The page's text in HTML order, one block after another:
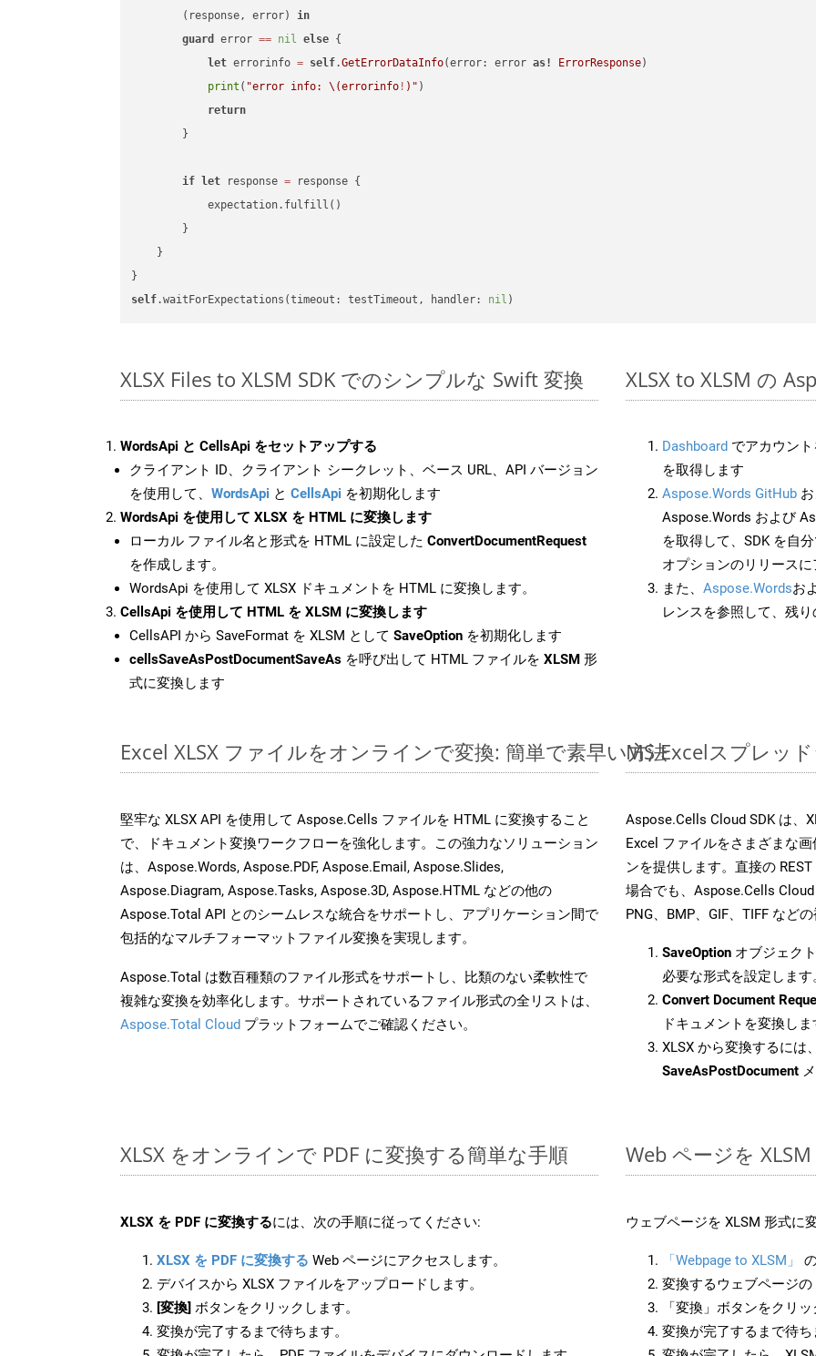
        (response, error)
in
guard
error == nil else {
let errorinfo = self.GetErrorDataInfo(error: error as! ErrorResponse)
print ( "error info: \(errorinfo ! ) " )
return
        }
if let response = response {
            expectation.fulfill()
        }
    }
self.waitForExpectations(timeout: testTimeout, handler: nil
XLSX Files to XLSM SDK でのシンプルな Swift 変換
WordsApi と CellsApi をセットアップする
クライアント ID、クライアント シークレット、ベース URL、API バージョン
を使用して、 WordsApi と CellsApi を初期化します
WordsApi を使用して XLSX を HTML に変換します
ローカル ファイル名と形式を HTML に設定した ConvertDocumentRequest
を作成します。
WordsApi を使用して XLSX ドキュメントを HTML に変換します。
CellsApi を使用して HTML を XLSM に変換します
CellsAPI から SaveFormat を XLSM として SaveOption を初期化します
cellsSaveAsPostDocumentSaveAs を呼び出して HTML ファイルを XLSM 形
式に変換します
XLSX to XLSM の
Dashboard でアカウン
を取得します
Aspose.Words GitHub
Aspose.Words および
を取得して、SDK を自
オプションのリリースに
また、 Aspose.Wordsお
レンスを参照して、残
Excel XLSX ファイルをオンラインで変換: 簡単で素早い方法
堅牢な XLSX API を使用して Aspose.Cells ファイルを HTML に変換すること
で、ドキュメント変換ワークフローを強化します。この強力なソリューション
は、Aspose.Words, Aspose.PDF, Aspose.Email, Aspose.Slides,
Aspose.Diagram, Aspose.Tasks, Aspose.3D, Aspose.HTML などの他の
Aspose.Total API とのシームレスな統合をサポートし、アプリケーション間で
包括的なマルチフォーマットファイル変換を実現します。
Aspose.Total は数百種類のファイル形式をサポートし、比類のない柔軟性で
複雑な変換を効率化します。サポートされているファイル形式の全リストは、
Aspose.Total Cloud プラットフォームでご確認ください。
MS Excelスプレッ
Aspose.Cells Cloud SDK は、
Excel ファイルをさまざまな
ンを提供します。直接の
場合でも、Aspose.Cells Cloud
PNG、BMP、GIF、TIFF など
SaveOption オブジェク
必要な形式を設定します
Convert Document
ドキュメントを変換しま
XLSX から変換するには
SaveAsPostDocument
XLSX をオンラインで PDF に変換する簡単な手順
XLSX を PDF に変換するには、次の手順に従ってください:
XLSX を PDF に変換する Web ページにアクセスします。
デバイスから XLSX ファイルをアップロードします。
[変換] ボタンをクリックします。
変換が完了するまで待ちます。
Web ページを
ウェブページを XLSM 形式に
「Webpage to XLSM」
変換するウェブページの
「変換」ボタンをクリ
変換が完了するまで待ち